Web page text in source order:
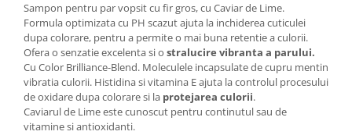
Sampon pentru par vopsit cu fir gros, cu Caviar de Lime.
Formula optimizata cu PH scazut ajuta la inchiderea cuticulei
dupa colorare, pentru a permite o mai buna retentie a culorii.
Ofera o senzatie excelenta si o stralucire vibranta a parului.
Cu Color Brilliance-Blend. Moleculele incapsulate de cupru mentin
vibratia culorii. Histidina si vitamina E ajuta la controlul procesului
de oxidare dupa colorare si la protejarea culorii.
Caviarul de Lime este cunoscut pentru continutul sau de
vitamine si antioxidanti.